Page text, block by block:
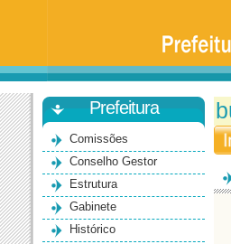
Prefeitura
Comissões
Conselho Gestor
Estrutura
Gabinete
Histórico